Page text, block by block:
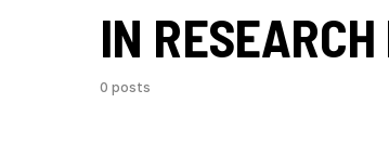
IN
0 posts